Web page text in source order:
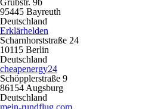
Grubstr. 9b
95445 Bayreuth
Deutschland
Erklärhelden
Scharnhorststraße 24
10115 Berlin
Deutschland
cheapenergy24
Schöpplerstraße 9
86154 Augsburg
Deutschland
mein-rundflug.com